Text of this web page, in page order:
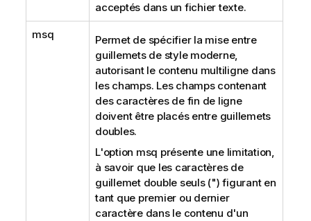
acceptés dans un fichier texte.
msq
Permet de spécifier la mise entre
guillemets de style moderne,
autorisant le contenu multiligne dans
les champs. Les champs contenant
des caractères de fin de ligne
doivent être placés entre guillemets
doubles.
L'option msq présente une limitation,
à savoir que les caractères de
guillemet double seuls (") figurant en
tant que premier ou dernier
caractère dans le contenu d'un